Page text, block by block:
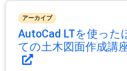
アーカイブ
AutoCad LTを使った
ての土木図面作成講